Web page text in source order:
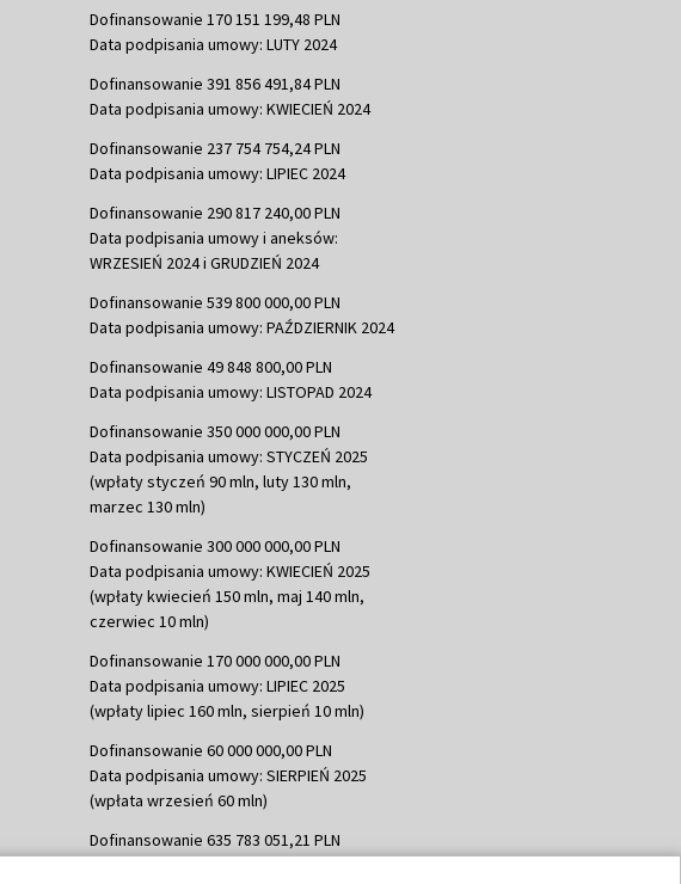
Dofinansowanie 170 151 199,48 PLN
Data podpisania umowy: LUTY 2024
Dofinansowanie 391 856 491,84 PLN
Data podpisania umowy: KWIECIEŃ 2024
Dofinansowanie 237 754 754,24 PLN
Data podpisania umowy: LIPIEC 2024
Dofinansowanie 290 817 240,00 PLN
Data podpisania umowy i aneksów:
WRZESIEŃ 2024 i GRUDZIEŃ 2024
Dofinansowanie 539 800 000,00 PLN
Data podpisania umowy: PAŹDZIERNIK 2024
Dofinansowanie 49 848 800,00 PLN
Data podpisania umowy: LISTOPAD 2024
Dofinansowanie 350 000 000,00 PLN
Data podpisania umowy: STYCZEŃ 2025
(wpłaty styczeń 90 mln, luty 130 mln,
marzec 130 mln)
Dofinansowanie 300 000 000,00 PLN
Data podpisania umowy: KWIECIEŃ 2025
(wpłaty kwiecień 150 mln, maj 140 mln,
czerwiec 10 mln)
Dofinansowanie 170 000 000,00 PLN
Data podpisania umowy: LIPIEC 2025
(wpłaty lipiec 160 mln, sierpień 10 mln)
Dofinansowanie 60 000 000,00 PLN
Data podpisania umowy: SIERPIEŃ 2025
(wpłata wrzesień 60 mln)
Dofinansowanie 635 783 051,21 PLN